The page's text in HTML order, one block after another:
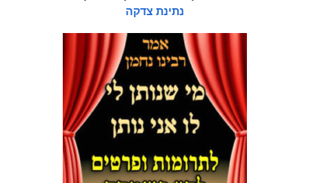
נתינת צדקה